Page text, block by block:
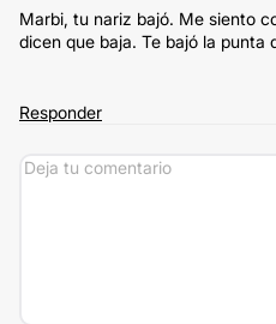
Marbi, tu nariz bajó. Me siento
dicen que baja. Te bajó la punta
Responder